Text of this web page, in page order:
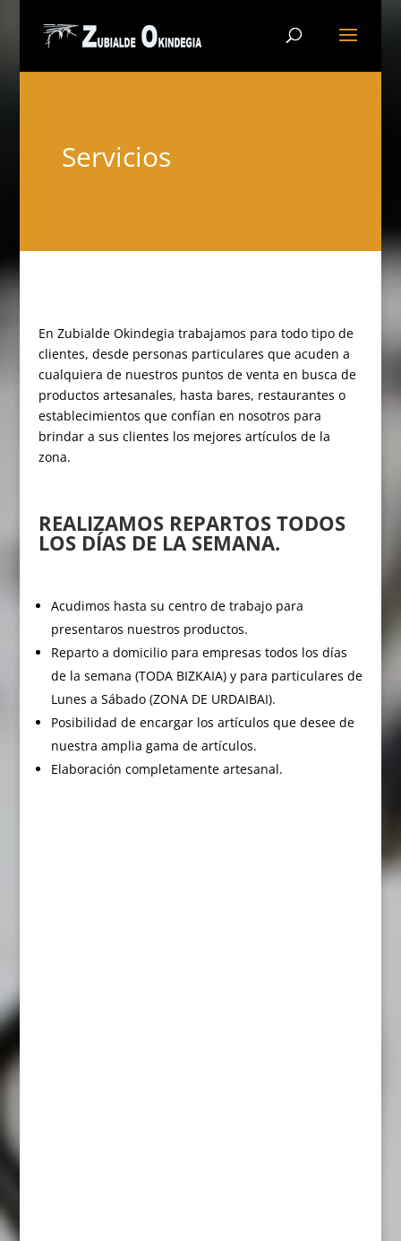
Servicios
En Zubialde Okindegia trabajamos para todo tipo de
clientes, desde personas particulares que acuden a
cualquiera de nuestros puntos de venta en busca de
productos artesanales, hasta bares, restaurantes o
establecimientos que confían en nosotros para
brindar a sus clientes los mejores artículos de la
zona.
REALIZAMOS REPARTOS TODOS
LOS DÍAS DE LA SEMANA.
Acudimos hasta su centro de trabajo para
presentaros nuestros productos.
Reparto a domicilio para empresas todos los días
de la semana (TODA BIZKAIA) y para particulares de
Lunes a Sábado (ZONA DE URDAIBAI).
Posibilidad de encargar los artículos que desee de
nuestra amplia gama de artículos.
Elaboración completamente artesanal.